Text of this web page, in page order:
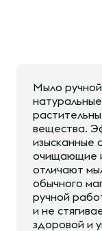
Мыло
вещества.
изысканные
очищающие
отличают
обычного
ручной
и не
здоровой и